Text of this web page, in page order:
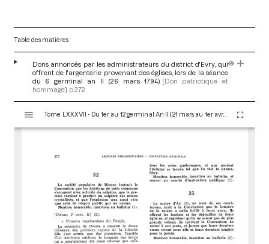
Table des matières
Dons annoncés par les administrateurs du district d'Evry, qui
offrent de l'argenterie provenant des églises, lors de la séance
du 6 germinal an II (26 mars 1794) [Don patriotique et
hommage] p.372
s